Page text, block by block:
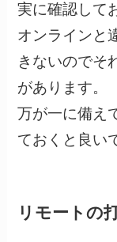
実に確認して
オンラインと
きないのでそ
があります。
万が一に備え
ておくと良い
リモートの